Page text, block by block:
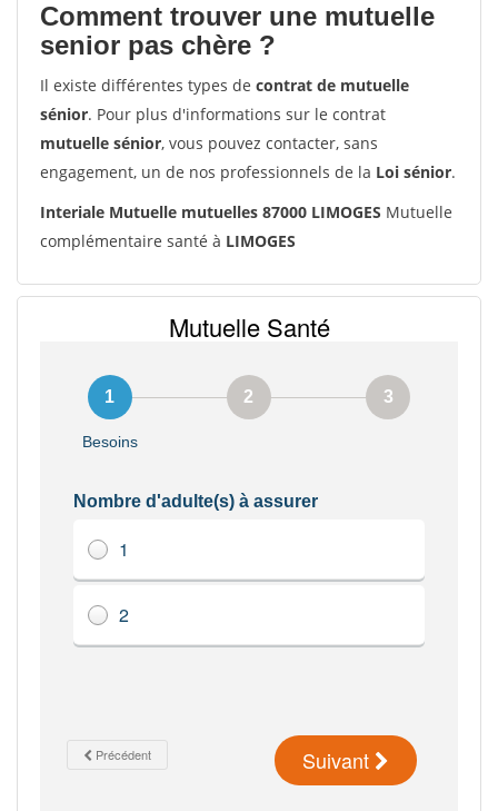
Comment trouver une mutuelle
senior pas chère ?
Il existe différentes types de contrat de mutuelle
sénior. Pour plus d'informations sur le contrat
mutuelle sénior, vous pouvez contacter, sans
engagement, un de nos professionnels de la Loi sénior.
Interiale Mutuelle mutuelles 87000 LIMOGES Mutuelle
complémentaire santé à LIMOGES